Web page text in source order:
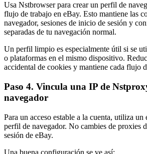
Usa Nstbrowser para crear un perfil de
flujo de trabajo en eBay. Esto mantiene las
navegador, sesiones de inicio de sesión y
separadas de tu navegación normal.
Un perfil limpio es especialmente útil si se
o plataformas en el mismo dispositivo.
accidental de cookies y mantiene cada flujo
Paso 4. Vincula una IP de
navegador
Para un acceso estable a la cuenta, utiliza
perfil de navegador. No cambies de proxies
sesión de eBay.
Una buena configuración se ve así: